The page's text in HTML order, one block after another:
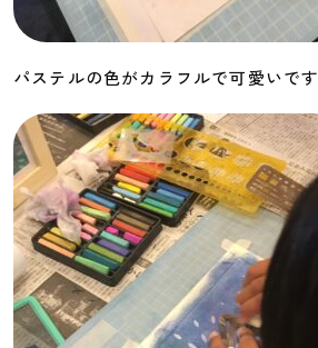
パステルの色がカラフルで可愛いです